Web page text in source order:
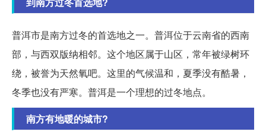
普洱市是南方过冬的首选地之一。普洱位于云南省的西南
部，与西双版纳相邻。这个地区属于山区，常年被绿树环
绕，被誉为天然氧吧。这里的气候温和，夏季没有酷暑，
冬季也没有严寒。普洱是一个理想的过冬地点。
南方有地暖的城市?